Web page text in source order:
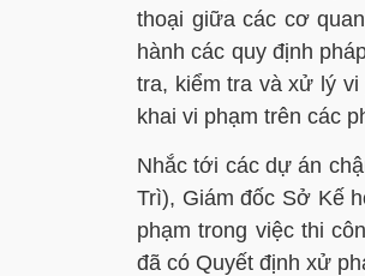
thoại giữa các cơ
hành các quy định
tra, kiểm tra và xử lý
khai vi phạm trên các
Nhắc tới các dự án
Trì), Giám đốc Sở Kế
phạm trong việc thi
đã có Quyết định xử